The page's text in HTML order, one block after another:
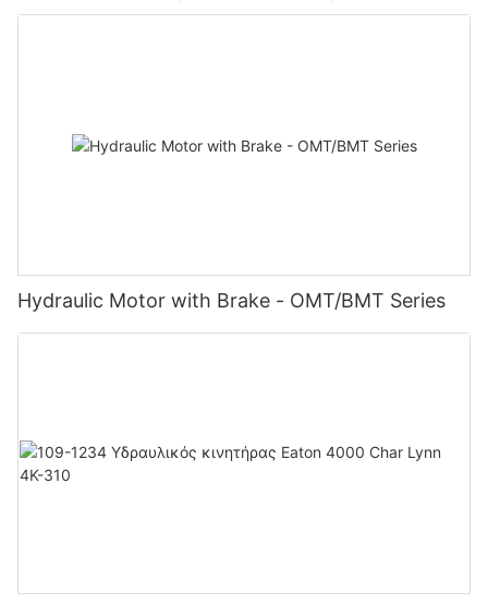
Hydraulic Motor with Brake - OMT/BMT Series